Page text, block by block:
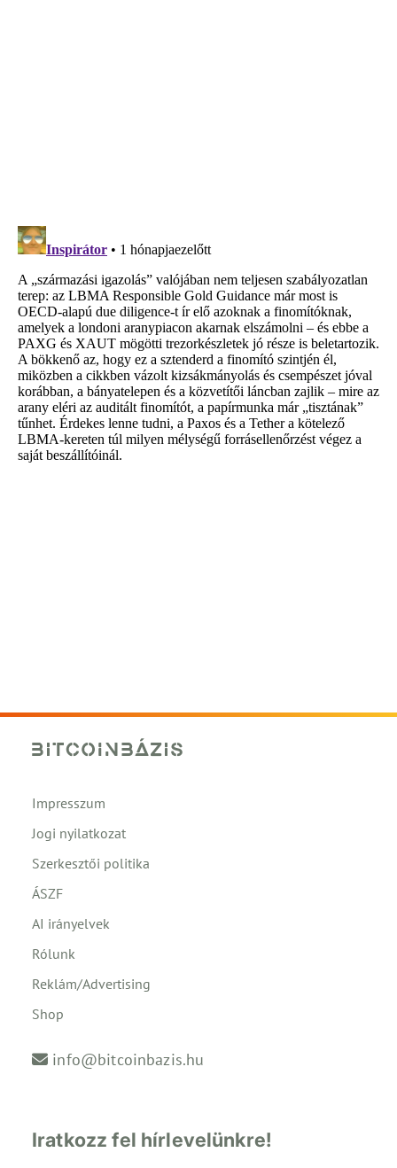
Impresszum
Jogi nyilatkozat
Szerkesztői politika
ÁSZF
AI irányelvek
Rólunk
Reklám/Advertising
Shop
info@bitcoinbazis.hu
Iratkozz fel hírlevelünkre!